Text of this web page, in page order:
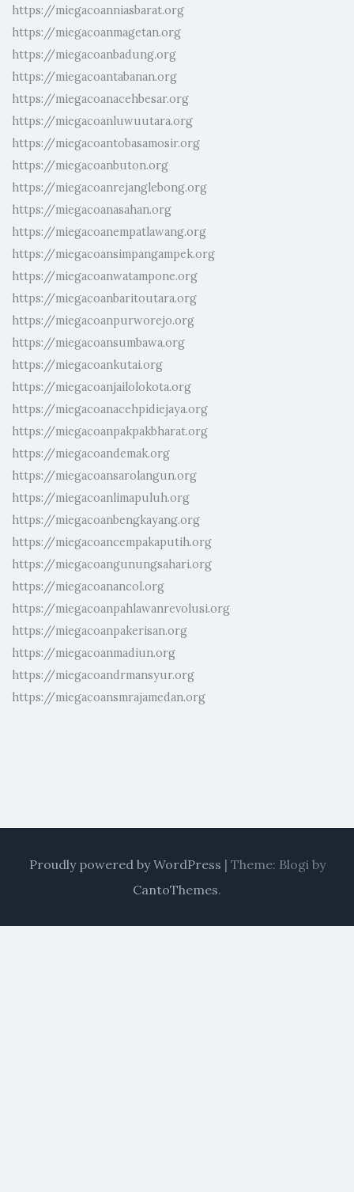
https://miegacoanniasbarat.org
https://miegacoanmagetan.org
https://miegacoanbadung.org
https://miegacoantabanan.org
https://miegacoanacehbesar.org
https://miegacoanluwuutara.org
https://miegacoantobasamosir.org
https://miegacoanbuton.org
https://miegacoanrejanglebong.org
https://miegacoanasahan.org
https://miegacoanempatlawang.org
https://miegacoansimpangampek.org
https://miegacoanwatampone.org
https://miegacoanbaritoutara.org
https://miegacoanpurworejo.org
https://miegacoansumbawa.org
https://miegacoankutai.org
https://miegacoanjailolokota.org
https://miegacoanacehpidiejaya.org
https://miegacoanpakpakbharat.org
https://miegacoandemak.org
https://miegacoansarolangun.org
https://miegacoanlimapuluh.org
https://miegacoanbengkayang.org
https://miegacoancempakaputih.org
https://miegacoangunungsahari.org
https://miegacoanancol.org
https://miegacoanpahlawanrevolusi.org
https://miegacoanpakerisan.org
https://miegacoanmadiun.org
https://miegacoandrmansyur.org
https://miegacoansmrajamedan.org
Proudly powered by WordPress | Theme: Blogi by
CantoThemes.